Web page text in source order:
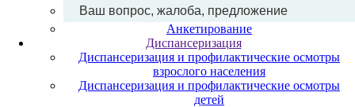
Ваш вопрос, жалоба, предложение
Анкетирование
Диспансеризация
Диспансеризация и профилактические осмотры
взрослого населения
Диспансеризация и профилактические осмотры
детей